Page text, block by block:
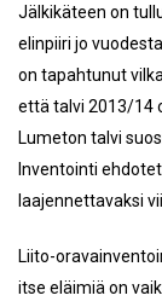
Jälkikäteen on
elinpiiri jo
on tapahtunut
että talvi 2013/14
Lumeton talvi
Inventointi
laajennettavaksi
Liito-
itse eläimiä on